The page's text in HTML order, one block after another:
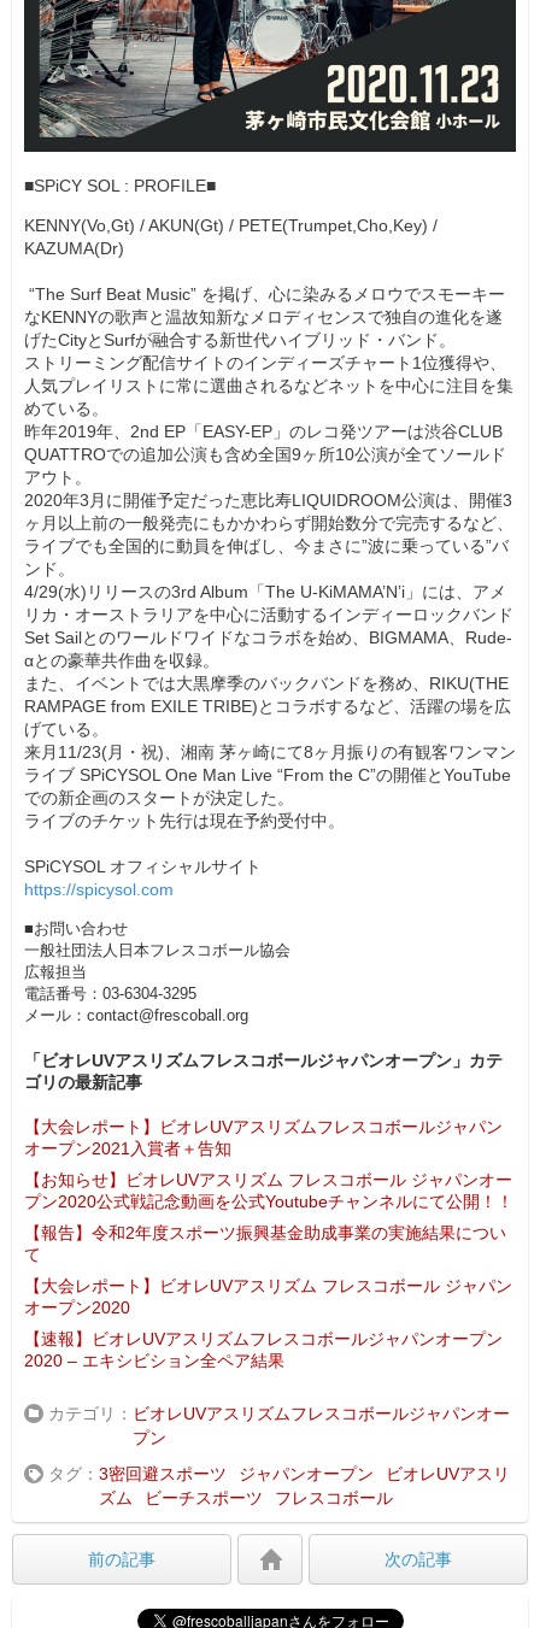
■SPiCY SOL : PROFILE■
KENNY(Vo,Gt) / AKUN(Gt) / PETE(Trumpet,Cho,Key) /
KAZUMA(Dr)
“The Surf Beat Music” を掲げ、心に染みるメロウでスモーキー
なKENNYの歌声と温故知新なメロディセンスで独自の進化を遂
げたCityとSurfが融合する新世代ハイブリッド・バンド。
ストリーミング配信サイトのインディーズチャート1位獲得や、
人気プレイリストに常に選曲されるなどネットを中心に注目を集
めている。
昨年2019年、2nd EP「EASY-EP」のレコ発ツアーは渋谷CLUB
QUATTROでの追加公演も含め全国9ヶ所10公演が全てソールド
アウト。
2020年3月に開催予定だった恵比寿LIQUIDROOM公演は、開催3
ヶ月以上前の一般発売にもかかわらず開始数分で完売するなど、
ライブでも全国的に動員を伸ばし、今まさに”波に乗っている”バ
ンド。
4/29(水)リリースの3rd Album「The U-KiMAMA’N’i」には、アメ
リカ・オーストラリアを中心に活動するインディーロックバンド
Set Sailとのワールドワイドなコラボを始め、BIGMAMA、Rude-
αとの豪華共作曲を収録。
また、イベントでは大黒摩季のバックバンドを務め、RIKU(THE
RAMPAGE from EXILE TRIBE)とコラボするなど、活躍の場を広
げている。
来月11/23(月・祝)、湘南 茅ヶ崎にて8ヶ月振りの有観客ワンマン
ライブ SPiCYSOL One Man Live “From the C”の開催とYouTube
での新企画のスタートが決定した。
ライブのチケット先行は現在予約受付中。
SPiCYSOL オフィシャルサイト
https://spicysol.com
■お問い合わせ
一般社団法人日本フレスコボール協会
広報担当
電話番号：03-6304-3295
メール：contact@frescoball.org
「ビオレUVアスリズムフレスコボールジャパンオープン」カテ
ゴリの最新記事
【大会レポート】ビオレUVアスリズムフレスコボールジャパン
オープン2021入賞者＋告知
【お知らせ】ビオレUVアスリズム フレスコボール ジャパンオー
プン2020公式戦記念動画を公式Youtubeチャンネルにて公開！！
【報告】令和2年度スポーツ振興基金助成事業の実施結果につい
て
【大会レポート】ビオレUVアスリズム フレスコボール ジャパン
オープン2020
【速報】ビオレUVアスリズムフレスコボールジャパンオープン
2020 – エキシビション全ペア結果
カテゴリ
ビオレUVアスリズムフレスコボールジャパンオー
プン
タグ
3密回避スポーツ ジャパンオープン
ビオレUVアスリ
ズム
ビーチスポーツ フレスコボール
前の記事 次の記事